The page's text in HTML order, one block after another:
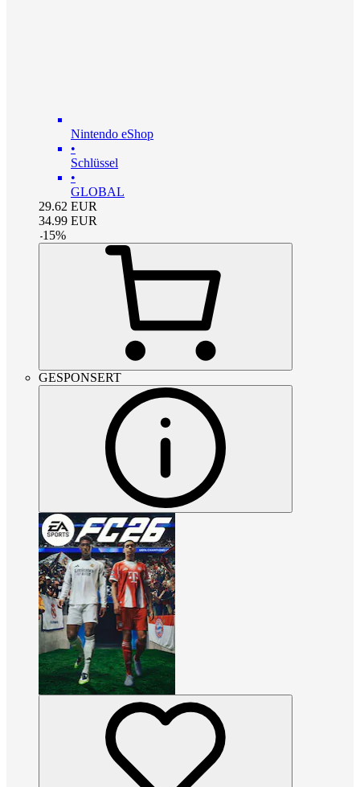
Nintendo eShop
•
Schlüssel
•
GLOBAL
29.62 EUR
34.99 EUR
-15%
GESPONSERT